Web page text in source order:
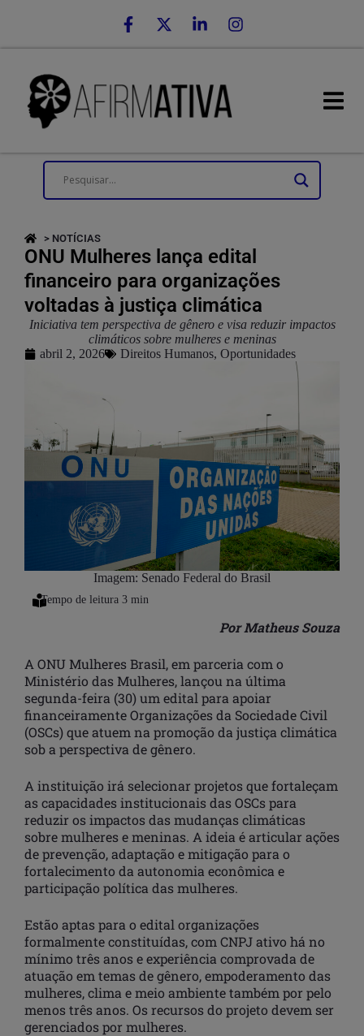
> NOTÍCIAS
ONU Mulheres lança edital
financeiro para organizações
voltadas à justiça climática
Iniciativa tem perspectiva de gênero e visa reduzir impactos
climáticos sobre mulheres e meninas
abril 2, 2026
Direitos Humanos, Oportunidades
Imagem: Senado Federal do Brasil
Por Matheus Souza
A ONU Mulheres Brasil, em parceria com o
Ministério das Mulheres, lançou na última
segunda-feira (30) um edital para apoiar
financeiramente Organizações da Sociedade Civil
(OSCs) que atuem na promoção da justiça climática
sob a perspectiva de gênero.
A instituição irá selecionar projetos que fortaleçam
as capacidades institucionais das OSCs para
reduzir os impactos das mudanças climáticas
sobre mulheres e meninas. A ideia é articular ações
de prevenção, adaptação e mitigação para o
fortalecimento da autonomia econômica e
participação política das mulheres.
Estão aptas para o edital organizações
formalmente constituídas, com CNPJ ativo há no
mínimo três anos e experiência comprovada de
atuação em temas de gênero, empoderamento das
mulheres, clima e meio ambiente também por pelo
menos três anos. Os recursos do projeto devem ser
gerenciados por mulheres.